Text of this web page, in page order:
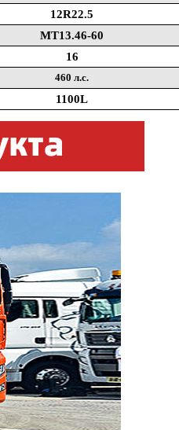
12R22.5
MT13.46-60
16
460 л.с.
1100L